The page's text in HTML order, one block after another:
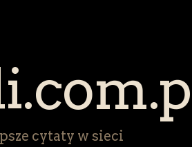
cytaty w sieci